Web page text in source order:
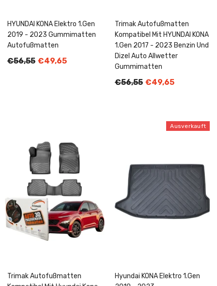
HYUNDAI KONA Elektro 1.Gen
2019 - 2023 Gummimatten
Autofußmatten
€56,55 €49,65
Trimak Autofußmatten
Kompatibel Mit HYUNDAI KONA
1.Gen 2017 - 2023 Benzin Und
Dizel Auto Allwetter
Gummimatten
€56,55 €49,65
Trimak Autofußmatten
Ausverkauft
Hyundai KONA Elektro 1.Gen